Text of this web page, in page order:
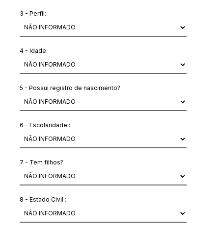
3 - Perfil:
4 - Idade:
5 - Possui registro de nascimento?
6 - Escolaridade :
7 - Tem filhos?
8 - Estado Civil :